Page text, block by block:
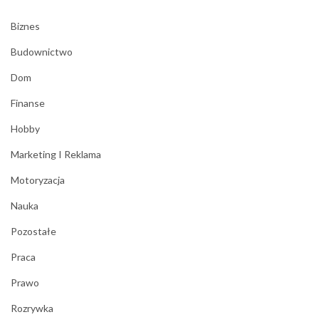
Biznes
Budownictwo
Dom
Finanse
Hobby
Marketing I Reklama
Motoryzacja
Nauka
Pozostałe
Praca
Prawo
Rozrywka